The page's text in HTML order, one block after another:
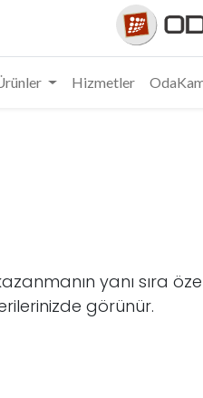
Hizmetler
yanı sıra
görünür.